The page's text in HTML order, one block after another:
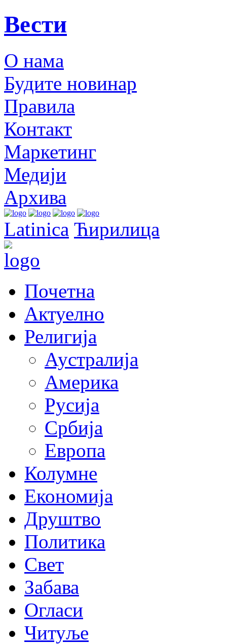
Вести
О нама
Будите новинар
Правила
Контакт
Маркетинг
Медији
Архива
Latinica Ћирилица
Почетна
Актуелно
Религија
Аустралија
Америка
Русија
Србија
Европа
Колумне
Економија
Друштво
Политика
Свет
Забава
Огласи
Читуље